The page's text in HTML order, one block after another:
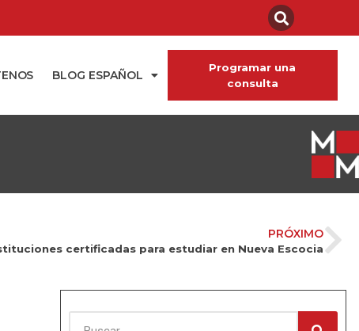
BLOG ESPAÑOL
Programar una
consulta
PRÓXIMO
certificadas para estudiar en Nueva Escocia